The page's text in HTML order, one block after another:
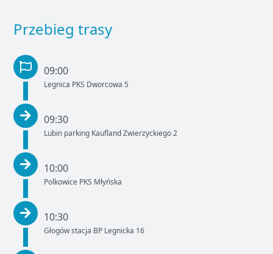
Przebieg trasy
09:00
Legnica PKS Dworcowa 5
09:30
Lubin parking Kaufland Zwierzyckiego 2
10:00
Polkowice PKS Młyńska
10:30
Głogów stacja BP Legnicka 16